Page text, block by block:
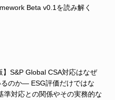
Beta v0.1を読み解く
】S&P Global CSA対応はなぜ
るのか― ESG評価だけではな
準対応との関係やその実務的な